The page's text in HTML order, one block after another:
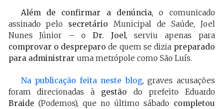
Além de confirmar a denúncia, o comunicado
assinado pelo secretário Municipal de Saúde, Joel
Nunes Júnior – o Dr. Joel, serviu apenas para
comprovar o despreparo de quem se dizia preparado
para administrar uma metrópole como São Luís.
Na publicação feita neste blog, graves acusações
foram direcionadas à gestão do prefeito Eduardo
Braide (Podemos), que no último sábado completou